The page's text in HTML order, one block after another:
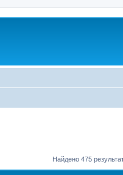
Найдено 475